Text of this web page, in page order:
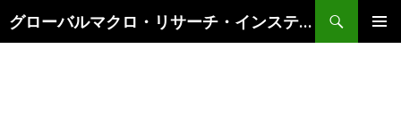
グローバルマクロ・リサーチ・インスティテュート
索